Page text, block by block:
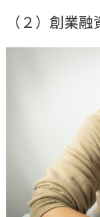
（２）創業